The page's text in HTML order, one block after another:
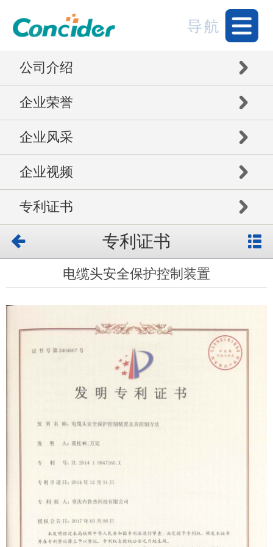
公司介绍
企业荣誉
企业风采
企业视频
专利证书
专利证书
电缆头安全保护控制装置